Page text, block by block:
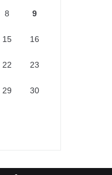
8 9
15 16
22 23
29 30